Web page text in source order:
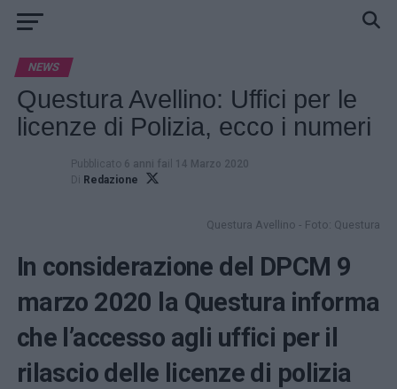
NEWS
Questura Avellino: Uffici per le
licenze di Polizia, ecco i numeri
Pubblicato 6 anni fail 14 Marzo 2020
Di Redazione
Questura Avellino - Foto: Questura
In considerazione del DPCM 9
marzo 2020 la Questura informa
che l’accesso agli uffici per il
rilascio delle licenze di polizia